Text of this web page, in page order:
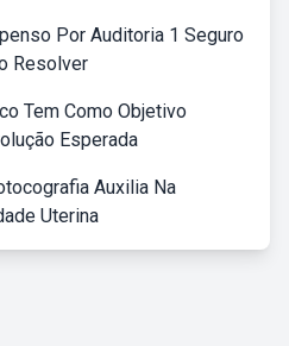
Por Auditoria 1 Seguro
Resolver
Tem Como Objetivo
Esperada
Auxilia Na
Uterina